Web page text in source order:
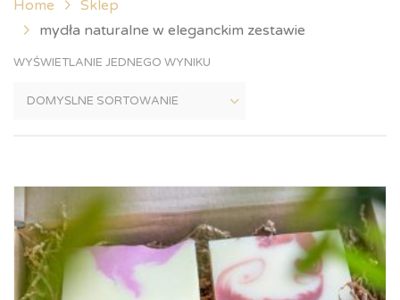
Home
Sklep
mydła naturalne w eleganckim zestawie
WYŚWIETLANIE JEDNEGO WYNIKU